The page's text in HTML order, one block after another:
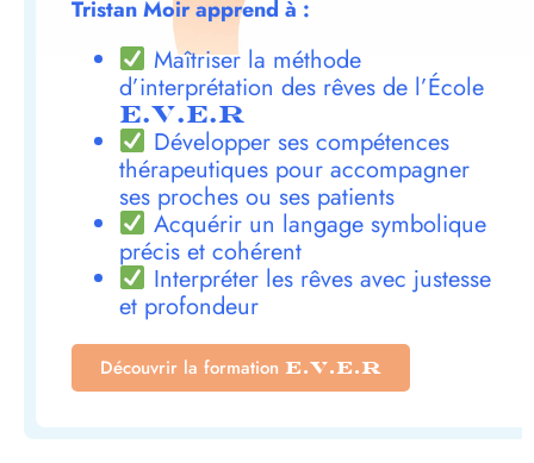
Tristan Moir apprend à :
Maîtriser la méthode
d’interprétation des rêves de l’École
E.V.E.R
Développer ses compétences
thérapeutiques pour accompagner
ses proches ou ses patients
Acquérir un langage symbolique
précis et cohérent
Interpréter les rêves avec justesse
et profondeur
Découvrir la formation E.V.E.R